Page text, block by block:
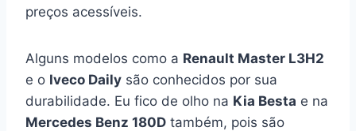
preços acessíveis.
Alguns modelos como a Renault Master L3H2
e o Iveco Daily são conhecidos por sua
durabilidade. Eu fico de olho na Kia Besta e na
Mercedes Benz 180D também, pois são